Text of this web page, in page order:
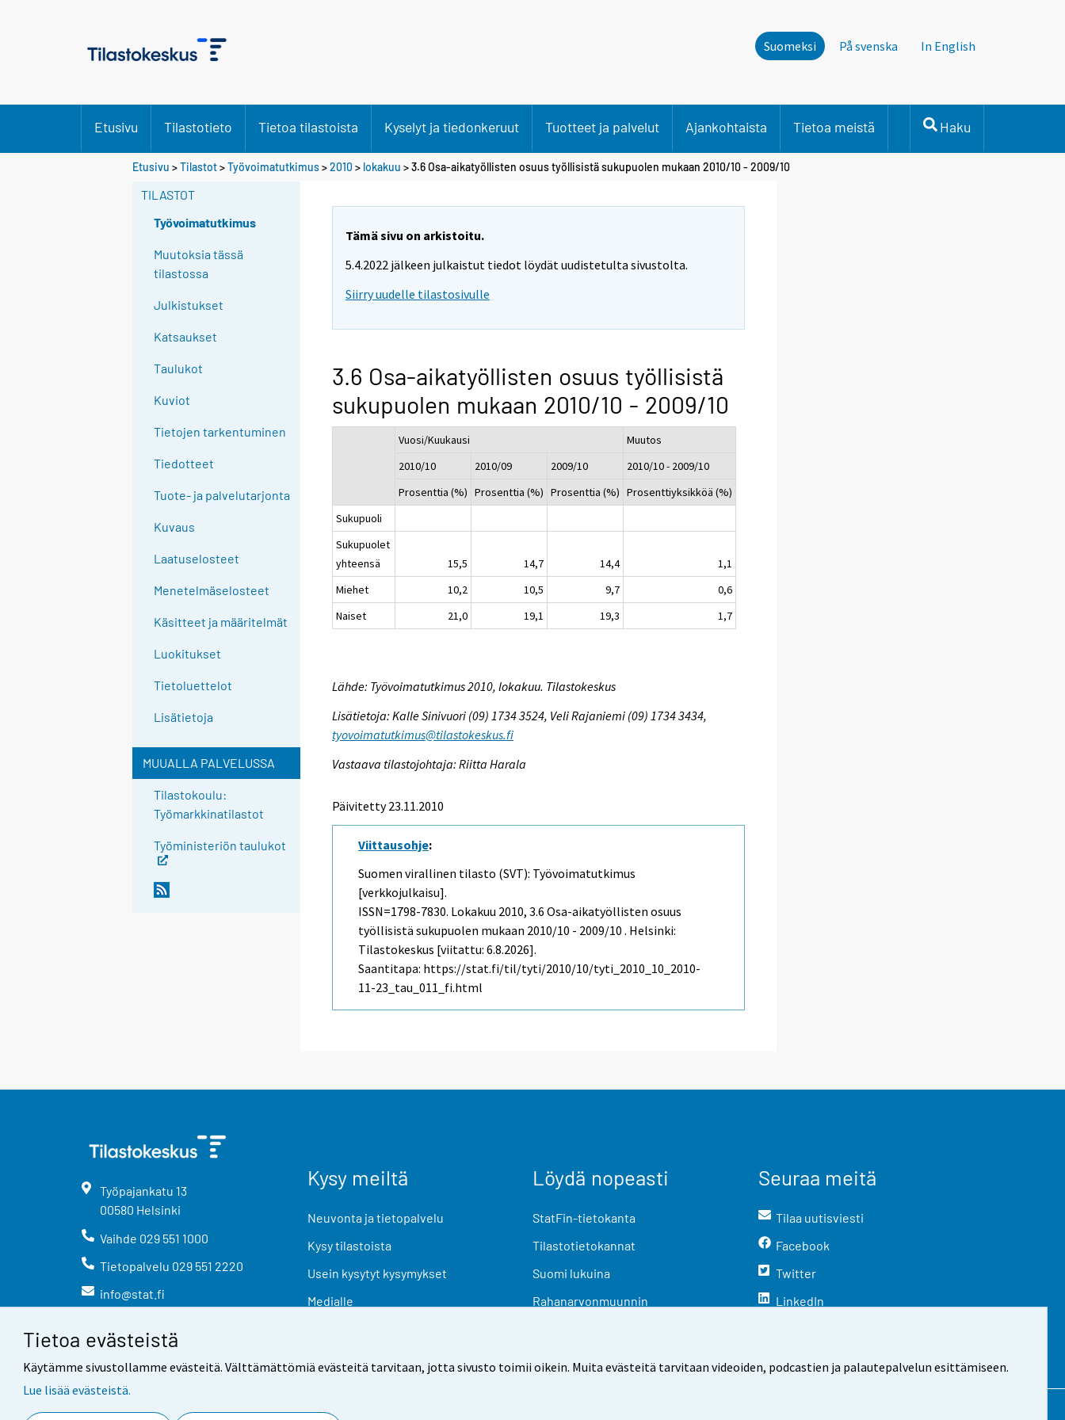
Tietoa evästeistä
Käytämme sivustollamme evästeitä. Välttämättömiä evästeitä tarvitaan, jotta sivusto toimii oikein. Muita evästeitä tarvitaan videoiden, podcastien ja palautepalvelun esittämiseen.
Lue lisää evästeistä.
Suomeksi På svenska In English
Etusivu Tilastotieto Tietoa tilastoista Kyselyt ja tiedonkeruut Tuotteet ja palvelut Ajankohtaista Tietoa meistä Haku
Etusivu >Tilastot>Työvoimatutkimus>2010 > lokakuu > 3.6 Osa-aikatyöllisten osuus työllisistä sukupuolen mukaan 2010/10 - 2009/10
TILASTOT
Työvoimatutkimus
Muutoksia tässä
tilastossa
Julkistukset
Katsaukset
Taulukot
Kuviot
Tietojen tarkentuminen
Tiedotteet
Tuote- ja palvelutarjonta
Kuvaus
Laatuselosteet
Menetelmäselosteet
Käsitteet ja määritelmät
Luokitukset
Tietoluettelot
Lisätietoja
MUUALLA PALVELUSSA
Tilastokoulu:
Työmarkkinatilastot
Työministeriön taulukot
Tämä sivu on arkistoitu.
5.4.2022 jälkeen julkaistut tiedot löydät uudistetulta sivustolta.
Siirry uudelle tilastosivulle
3.6 Osa-aikatyöllisten osuus työllisistä
sukupuolen mukaan 2010/10 - 2009/10
Vuosi/Kuukausi
Muutos
2010/10
2010/09 2009/10
2010/10 - 2009/10
Prosenttia (%) Prosenttia (%) Prosenttia (%) Prosenttiyksikköä (%)
Sukupuoli
Sukupuolet
yhteensä
15,5 14,7 14,4
1,1
Miehet
10,2 10,5 9,7
0,6
Naiset
21,0 19,1 19,3 1,7
Lähde: Työvoimatutkimus 2010, lokakuu. Tilastokeskus
Lisätietoja: Kalle Sinivuori (09) 1734 3524, Veli Rajaniemi (09) 1734 3434,
tyovoimatutkimus@tilastokeskus.fi
Vastaava tilastojohtaja: Riitta Harala
Päivitetty 23.11.2010
Viittausohje:
Suomen virallinen tilasto (SVT): Työvoimatutkimus
[verkkojulkaisu].
ISSN=1798-7830. Lokakuu 2010, 3.6 Osa-aikatyöllisten osuus
työllisistä sukupuolen mukaan 2010/10 - 2009/10 . Helsinki:
Tilastokeskus [viitattu: 6.8.2026].
Saantitapa: https://stat.fi/til/tyti/2010/10/tyti_2010_10_2010-
11-23_tau_011_fi.html
Työpajankatu 13
00580 Helsinki
Vaihde 029 551 1000
Tietopalvelu 029 551 2220
info@stat.fi
Kysy meiltä
Neuvonta ja tietopalvelu
Kysy tilastoista
Usein kysytyt kysymykset
Medialle
Löydä nopeasti
StatFin-tietokanta
Tilastotietokannat
Suomi lukuina
Rahanarvonmuunnin
Seuraa meitä
Tilaa uutisviesti
Facebook
Twitter
LinkedIn